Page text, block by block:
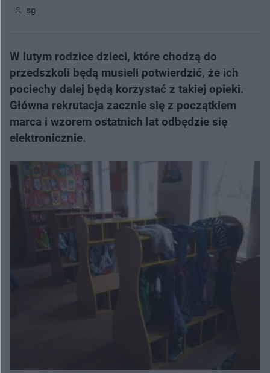
sg
W lutym rodzice dzieci, które chodzą do
przedszkoli będą musieli potwierdzić, że ich
pociechy dalej będą korzystać z takiej opieki.
Główna rekrutacja zacznie się z początkiem
marca i wzorem ostatnich lat odbędzie się
elektronicznie.